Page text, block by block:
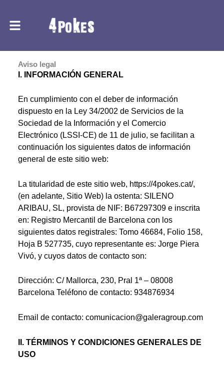
contenido
Aviso legal
I. INFORMACIÓN GENERAL
En cumplimiento con el deber de información
dispuesto en la Ley 34/2002 de Servicios de la
Sociedad de la Información y el Comercio
Electrónico (LSSI-CE) de 11 de julio, se facilitan a
continuación los siguientes datos de información
general de este sitio web:
La titularidad de este sitio web, https://4pokes.cat/,
(en adelante, Sitio Web) la ostenta: SILENO
ARIBAU, SL, provista de NIF: B67297309 e inscrita
en: Registro Mercantil de Barcelona con los
siguientes datos registrales: Tomo 46684, Folio 158,
Hoja B 527735, cuyo representante es: Jorge Piera
Vivó, y cuyos datos de contacto son:
Dirección: C/ Mallorca, 230, Pral 1ª – 08008
Barcelona Teléfono de contacto: 934876934
Email de contacto: comunicacion@galeragroup.com
II. TÉRMINOS Y CONDICIONES GENERALES DE
USO